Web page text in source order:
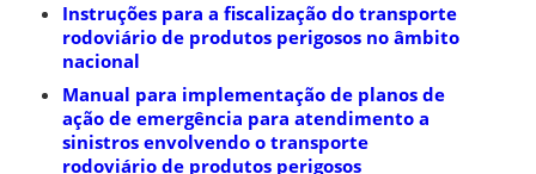
Instruções para a fiscalização do transporte
rodoviário de produtos perigosos no âmbito
nacional
Manual para implementação de planos de
ação de emergência para atendimento a
sinistros envolvendo o transporte
rodoviário de produtos perigosos